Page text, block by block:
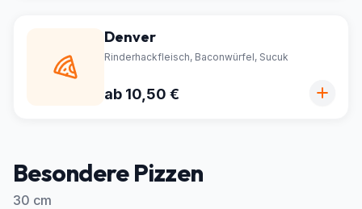
Denver
Rinderhackfleisch, Baconwürfel, Sucuk
ab 10,50 €
Besondere Pizzen
30 cm